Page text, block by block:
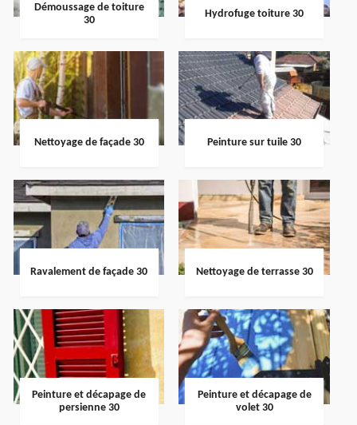
Démoussage de toiture
30
Hydrofuge toiture 30
Nettoyage de façade 30 Peinture sur tuile 30
Ravalement de façade 30 Nettoyage de terrasse 30
Peinture et décapage de
persienne 30
Peinture et décapage de
volet 30